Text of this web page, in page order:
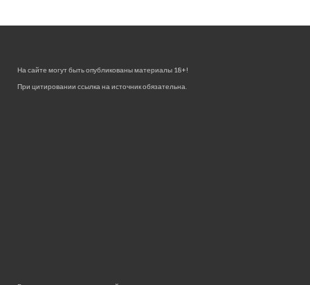
На сайте могут быть опубликованы материалы 18+!
При цитировании ссылка на источник обязательна.